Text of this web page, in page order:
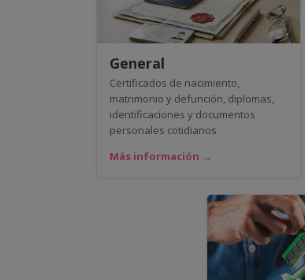
General
Certificados de nacimiento,
matrimonio y defunción, diplomas,
identificaciones y documentos
personales cotidianos
Más información →